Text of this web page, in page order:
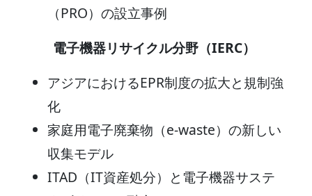
（PRO）の設立事例
電子機器リサイクル分野（IERC）
アジアにおけるEPR制度の拡大と規制強
化
家庭用電子廃棄物（e-waste）の新しい
収集モデル
ITAD（IT資産処分）と電子機器サステ